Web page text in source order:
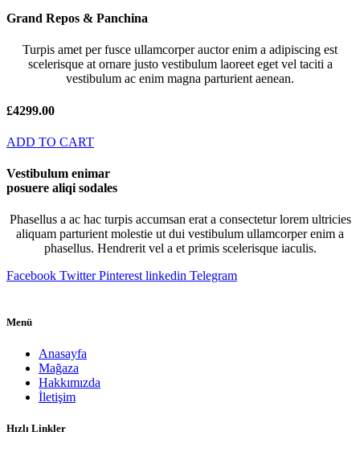
Grand Repos & Panchina
Turpis amet per fusce ullamcorper auctor enim a adipiscing est
scelerisque at ornare justo vestibulum laoreet eget vel taciti a
vestibulum ac enim magna parturient aenean.
£4299.00
ADD TO CART
Vestibulum enimar
posuere aliqi sodales
Phasellus a ac hac turpis accumsan erat a consectetur lorem ultricies
aliquam parturient molestie ut dui vestibulum ullamcorper enim a
phasellus. Hendrerit vel a et primis scelerisque iaculis.
Facebook Twitter Pinterest linkedin Telegram
Menü
Anasayfa
Mağaza
Hakkımızda
İletişim
Hızlı Linkler